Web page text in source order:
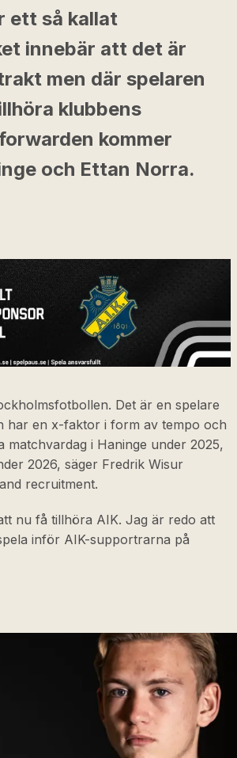
ett så kallat
innebär att det är
men där spelaren
klubbens
kommer
och Ettan Norra.
Det är en spelare
har en x-faktor i form av tempo och
matchvardag i Haninge under 2025,
2026, säger Fredrik Wisur
recruitment.
nu få tillhöra AIK. Jag är redo att
inför AIK-supportrarna på